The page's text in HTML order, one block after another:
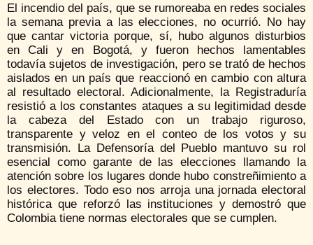
El incendio del país, que se rumoreaba en redes sociales
la semana previa a las elecciones, no ocurrió. No hay
que cantar victoria porque, sí, hubo algunos disturbios
en Cali y en Bogotá, y fueron hechos lamentables
todavía sujetos de investigación, pero se trató de hechos
aislados en un país que reaccionó en cambio con altura
al resultado electoral. Adicionalmente, la Registraduría
resistió a los constantes ataques a su legitimidad desde
la cabeza del Estado con un trabajo riguroso,
transparente y veloz en el conteo de los votos y su
transmisión. La Defensoría del Pueblo mantuvo su rol
esencial como garante de las elecciones llamando la
atención sobre los lugares donde hubo constreñimiento a
los electores. Todo eso nos arroja una jornada electoral
histórica que reforzó las instituciones y demostró que
Colombia tiene normas electorales que se cumplen.